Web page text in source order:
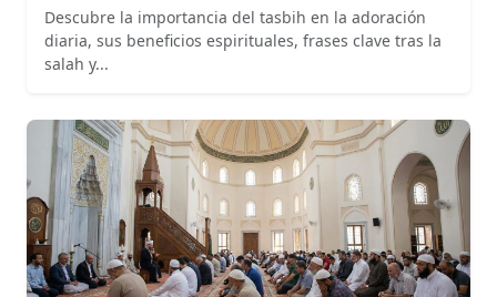
Descubre la importancia del tasbih en la adoración
diaria, sus beneficios espirituales, frases clave tras la
salah y...